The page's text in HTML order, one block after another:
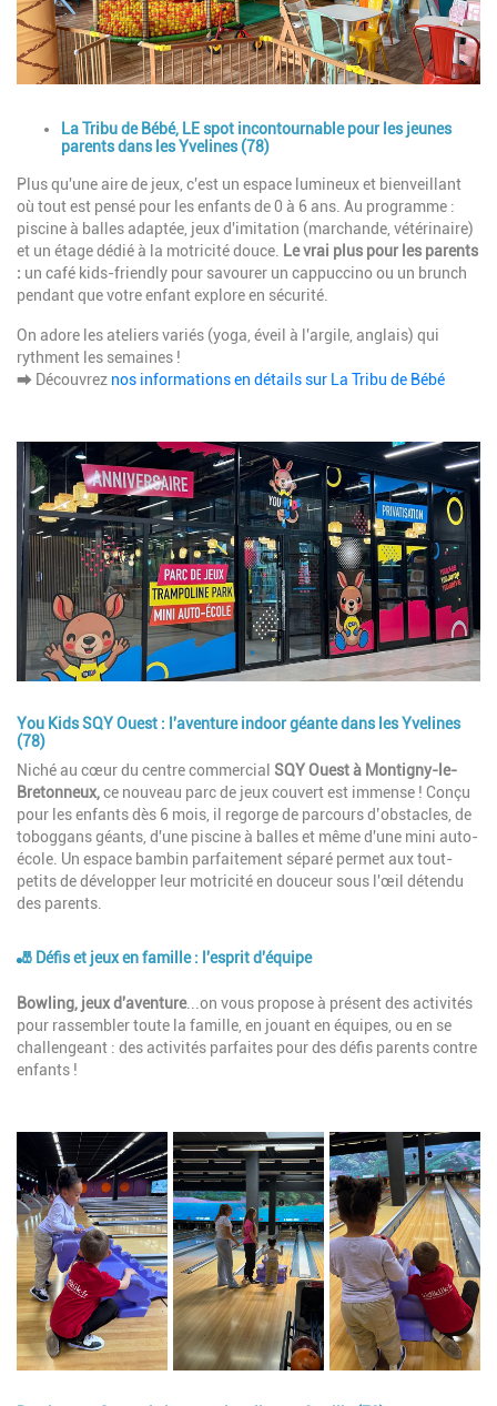
DescriptionLa Tribu de Bébé, LE spot incontournable pour les jeunes
parents dans les Yvelines (78)
Plus qu'une aire de jeux, c'est un espace lumineux et bienveillant
où tout est pensé pour les enfants de 0 à 6 ans. Au programme :
piscine à balles adaptée, jeux d'imitation (marchande, vétérinaire)
et un étage dédié à la motricité douce.
Le vrai plus pour les parents
: un café kids-friendly pour savourer un cappuccino ou un brunch
pendant que votre enfant explore en sécurité.
On adore les ateliers variés (yoga, éveil à l'argile, anglais) qui
rythment les semaines !
⮕ Découvrez nos informations en détails sur La Tribu de Bébé
Image
Description
You Kids SQY Ouest : l'aventure indoor géante dans les Yvelines
(78)
Niché au cœur du centre commercial SQY Ouest à Montigny-le-
Bretonneux,ce nouveau parc de jeux couvert est immense ! Conçu
pour les enfants dès 6 mois, il regorge de parcours d’obstacles, de
toboggans géants, d'une piscine à balles et même d'une mini auto-
école. Un espace bambin parfaitement séparé permet aux tout-
petits de développer leur motricité en douceur sous l'œil détendu
des parents.
🎳 Défis et jeux en famille : l'esprit d'équipe
Description
Bowling, jeux d'aventure...on vous propose à présent des activités
pour rassembler toute la famille, en jouant en équipes, ou en se
challengeant : des activités parfaites pour des défis parents contre
enfants !
Image